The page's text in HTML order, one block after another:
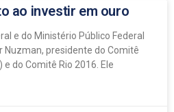
ao investir em ouro
e do Ministério Público Federal
Nuzman, presidente do Comitê
do Comitê Rio 2016. Ele